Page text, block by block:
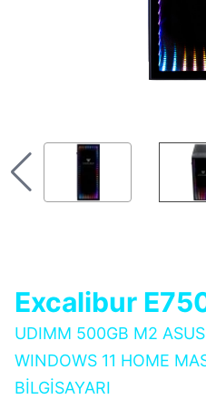
Excalibur
UDIMM 500GB M2
WINDOWS 11 HOME
BİLGİSAYARI